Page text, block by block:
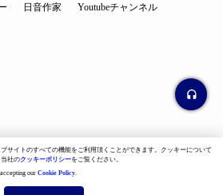
サイトのすべての機能をご利用頂くことができます。クッキーについて
社のクッキーポリシーをご覧ください。
our Cookie Policy.
日音作家 Youtubeチャンネル